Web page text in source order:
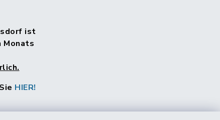
ist
Monats
HIER!